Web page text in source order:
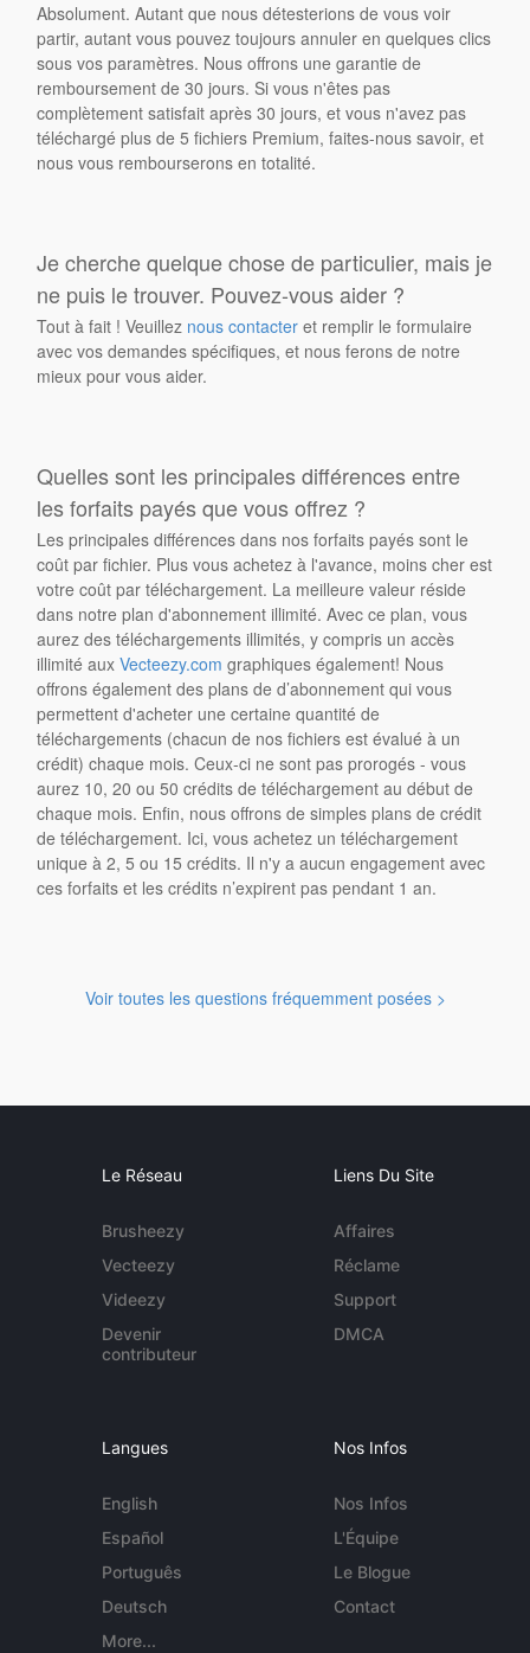
Absolument. Autant que nous détesterions de vous voir
partir, autant vous pouvez toujours annuler en quelques clics
sous vos paramètres. Nous offrons une garantie de
remboursement de 30 jours. Si vous n'êtes pas
complètement satisfait après 30 jours, et vous n'avez pas
téléchargé plus de 5 fichiers Premium, faites-nous savoir, et
nous vous rembourserons en totalité.
Je cherche quelque chose de particulier, mais je
ne puis le trouver. Pouvez-vous aider ?
Tout à fait ! Veuillez nous contacter et remplir le formulaire
avec vos demandes spécifiques, et nous ferons de notre
mieux pour vous aider.
Quelles sont les principales différences entre
les forfaits payés que vous offrez ?
Les principales différences dans nos forfaits payés sont le
coût par fichier. Plus vous achetez à l'avance, moins cher est
votre coût par téléchargement. La meilleure valeur réside
dans notre plan d'abonnement illimité. Avec ce plan, vous
aurez des téléchargements illimités, y compris un accès
illimité auxVecteezy.com graphiques également! Nous
offrons également des plans de d’abonnement qui vous
permettent d'acheter une certaine quantité de
téléchargements (chacun de nos fichiers est évalué à un
crédit) chaque mois. Ceux-ci ne sont pas prorogés - vous
aurez 10, 20 ou 50 crédits de téléchargement au début de
chaque mois. Enfin, nous offrons de simples plans de crédit
de téléchargement. Ici, vous achetez un téléchargement
unique à 2, 5 ou 15 crédits. Il n'y a aucun engagement avec
ces forfaits et les crédits n’expirent pas pendant 1 an.
Voir toutes les questions fréquemment posées >
Le Réseau
Brusheezy
Vecteezy
Videezy
Devenir
contributeur
Liens Du Site
Affaires
Réclame
Support
DMCA
Langues
English
Español
Português
Deutsch
More...
Nos Infos
Nos Infos
L'Équipe
Le Blogue
Contact